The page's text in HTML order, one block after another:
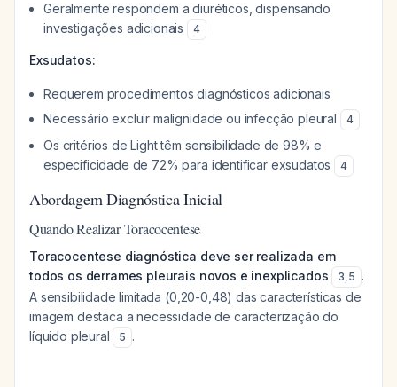
Geralmente respondem a diuréticos, dispensando
investigações adicionais
4
Exsudatos:
Requerem procedimentos diagnósticos adicionais
Necessário excluir malignidade ou infecção pleural
4
Os critérios de Light têm sensibilidade de 98% e
especificidade de 72% para identificar exsudatos
4
Abordagem Diagnóstica Inicial
Quando Realizar Toracocentese
Toracocentese diagnóstica deve ser realizada em
todos os derrames pleurais novos e inexplicados
3,5 .
A sensibilidade limitada (0,20-0,48) das características de
imagem destaca a necessidade de caracterização do
líquido pleural
5 .